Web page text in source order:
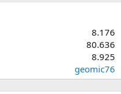
8.176
80.636
8.925
geomic76